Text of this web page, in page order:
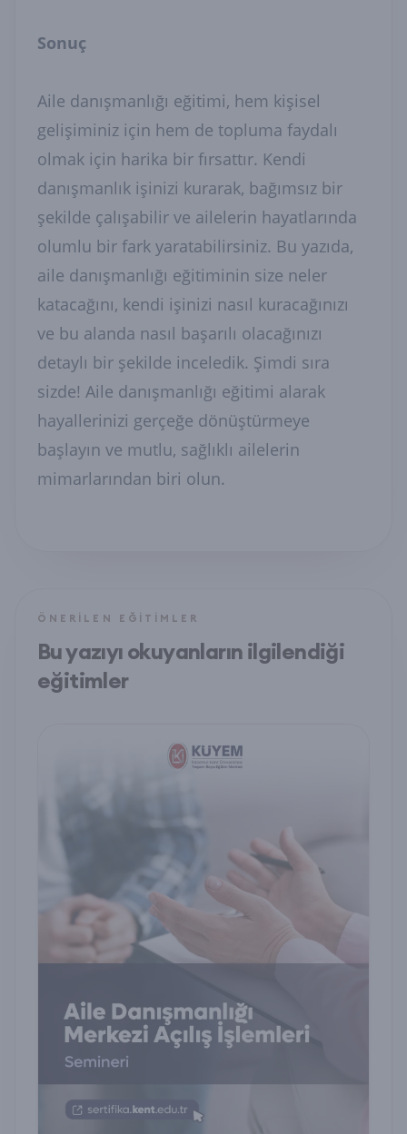
Sonuç
Aile danışmanlığı eğitimi, hem kişisel
gelişiminiz için hem de topluma faydalı
olmak için harika bir fırsattır. Kendi
danışmanlık işinizi kurarak, bağımsız bir
şekilde çalışabilir ve ailelerin hayatlarında
olumlu bir fark yaratabilirsiniz. Bu yazıda,
aile danışmanlığı eğitiminin size neler
katacağını, kendi işinizi nasıl kuracağınızı
ve bu alanda nasıl başarılı olacağınızı
detaylı bir şekilde inceledik. Şimdi sıra
sizde! Aile danışmanlığı eğitimi alarak
hayallerinizi gerçeğe dönüştürmeye
başlayın ve mutlu, sağlıklı ailelerin
mimarlarından biri olun.
ÖNERILEN EĞITIMLER
Bu yazıyı okuyanların ilgilendiği
eğitimler